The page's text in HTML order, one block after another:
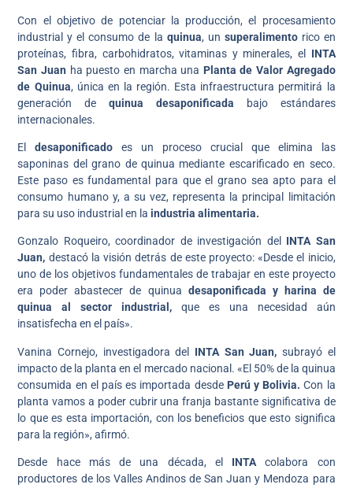
Con el objetivo de potenciar la producción, el procesamiento
industrial y el consumo de la quinua, un superalimentorico en
proteínas, fibra, carbohidratos, vitaminas y minerales, el INTA
San Juan ha puesto en marcha una Planta de Valor Agregado
de Quinua, única en la región. Esta infraestructura permitirá la
generación dequinua desaponificada bajo estándares
internacionales.
Eldesaponificado es un proceso crucial que elimina las
saponinas del grano de quinua mediante escarificado en seco.
Este paso es fundamental para que el grano sea apto para el
consumo humano y, a su vez, representa la principal limitación
para su uso industrial en la industria alimentaria.
Gonzalo Roqueiro, coordinador de investigación del INTA San
Juan, destacó la visión detrás de este proyecto: «Desde el inicio,
uno de los objetivos fundamentales de trabajar en este proyecto
era poder abastecer de quinua desaponificada y harina de
quinua al sector industrial, que es una necesidad aún
insatisfecha en el país».
Vanina Cornejo, investigadora del INTA San Juan, subrayó el
impacto de la planta en el mercado nacional. «El 50% de la quinua
consumida en el país es importada desde Perú y Bolivia.Con la
planta vamos a poder cubrir una franja bastante significativa de
lo que es esta importación, con los beneficios que esto significa
para la región», afirmó.
Desde hace más de una década, el INTA colabora con
productores de los Valles Andinos de San Juan y Mendoza para